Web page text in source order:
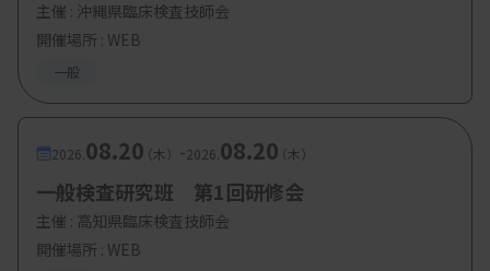
主催 : 沖縄県臨床検査技師会
開催場所 : WEB
一般
2026. 08.20（木） -2026. 08.20（木）
一般検査研究班 第1回研修会
主催 : 高知県臨床検査技師会
開催場所 : WEB